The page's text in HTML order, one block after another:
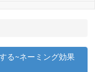
る~ネーミング効果